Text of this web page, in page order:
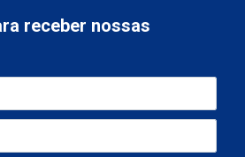
receber nossas